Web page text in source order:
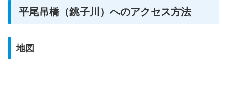
平尾吊橋（銚子川）へのアクセス方法
地図